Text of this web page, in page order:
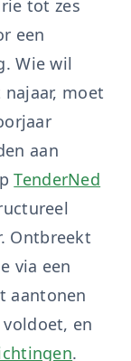
tot zes
een
Wie wil
moet
aan
TenderNed
Ontbreekt
via een
aantonen
en
.